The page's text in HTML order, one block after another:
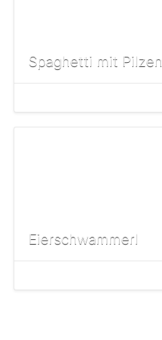
Spaghetti mit Pilzen
Eierschwammerl